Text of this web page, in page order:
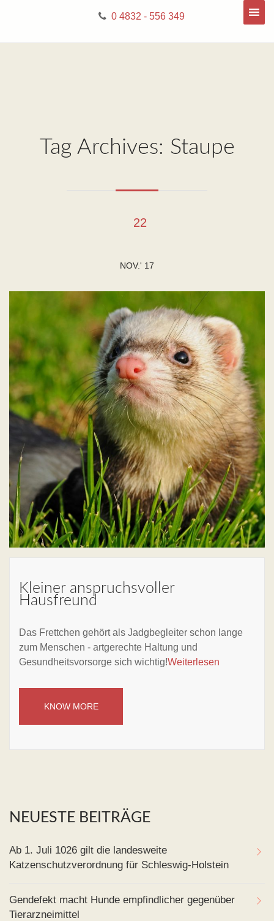
0 4832 - 556 349
Tag Archives: Staupe
22
NOV.' 17
Kleiner anspruchsvoller
Hausfreund
Das Frettchen gehört als Jadgbegleiter schon lange
zum Menschen - artgerechte Haltung und
Gesundheitsvorsorge sich wichtig!Weiterlesen
KNOW MORE
NEUESTE BEITRÄGE
Ab 1. Juli 1026 gilt die landesweite
Katzenschutzverordnung für Schleswig-Holstein
Gendefekt macht Hunde empfindlicher gegenüber
Tierarzneimittel